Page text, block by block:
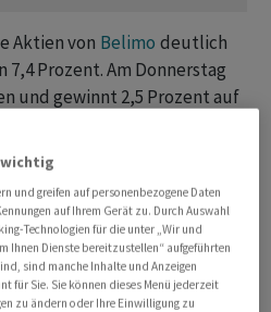
Aktien von Belimo deutlich
Prozent. Am Donnerstag
und gewinnt 2,5 Prozent auf
auf dem tiefsten Stand seit
vor wenigen Wochen mit 960
erreicht hatte. Seit
nur noch ein Plus von 0,36
und greifen auf personenbezogene Daten
auf Ihrem Gerät zu. Durch Auswahl
Technologien für die unter „Wir und
Ihnen Dienste bereitzustellen“ aufgeführten
sind manche Inhalte und Anzeigen
für Sie. Sie können dieses Menü jederzeit
zu ändern oder Ihre Einwilligung zu